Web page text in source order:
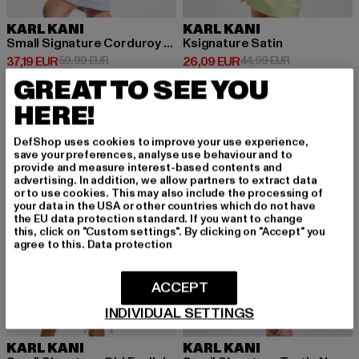
KARL KANI
Small Signature Corduroy Ls Turtle Neck
37,19 EUR
Derzeitiger Preis: 37,19 EUR
59,99 EURAktionspreis: 59,99 EUR
KARL KANI
Ksignature Satin
26,09 EUR
Derzeitiger Preis: 26,09 EUR
44,99 EURAktionspreis:
-43%
KARL KANI KARL KANI
GREAT TO SEE YOU
HERE!
DefShop uses cookies to improve your use experience,
save your preferences, analyse use behaviour and to
provide and measure interest-based contents and
advertising. In addition, we allow partners to extract data
or to use cookies. This may also include the processing of
your data in the USA or other countries which do not have
the EU data protection standard. If you want to change
this, click on "Custom settings". By clicking on "Accept" you
agree to this. Data protection
INDIVIDUAL SETTINGS
ACCEPT